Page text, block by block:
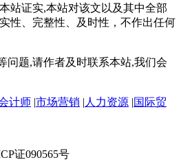
站证实,本站对该文以及其中全部
性、完整性、及时性，不作出任何
问题,请作者及时联系本站,我们会
计师 |市场营销 | 人力资源 |国际贸
证090565号